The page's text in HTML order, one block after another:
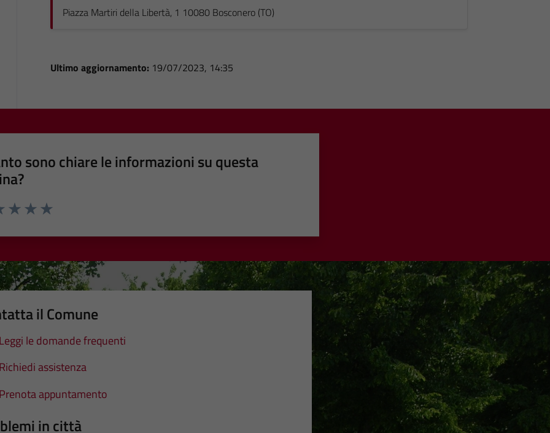
Piazza Martiri della Libertà, 1 10080 Bosconero (TO)
Ultimo aggiornamento: 19/07/2023, 14:35
sono chiare le informazioni su questa
il Comune
le domande frequenti
assistenza
appuntamento
in città